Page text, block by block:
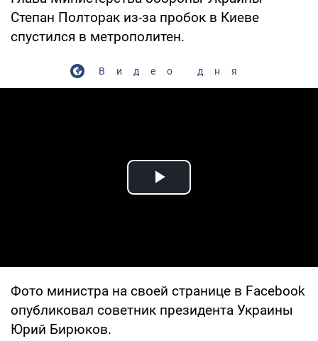
Степан Полторак из-за пробок в Киеве
спустился в метрополитен.
Видео дня
Play Video
Фото министра на своей странице в Facebook
опубликовал советник президента Украины
Юрий Бирюков.